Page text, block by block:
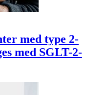
med type 2-
med SGLT-2-